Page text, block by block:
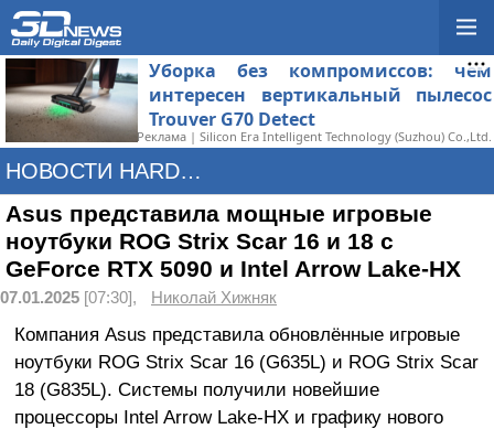
Уборка без компромиссов: чем
интересен вертикальный пылесос
Trouver G70 Detect
Реклама | Silicon Era Intelligent Technology (Suzhou) Co.,Ltd.
НОВОСТИ HARDWARE
Asus представила мощные игровые
ноутбуки ROG Strix Scar 16 и 18 с
GeForce RTX 5090 и Intel Arrow Lake-HX
07.01.2025 [07:30], Николай Хижняк
Компания Asus представила обновлённые игровые
ноутбуки ROG Strix Scar 16 (G635L) и ROG Strix Scar
18 (G835L). Системы получили новейшие
процессоры Intel Arrow Lake-HX и графику нового